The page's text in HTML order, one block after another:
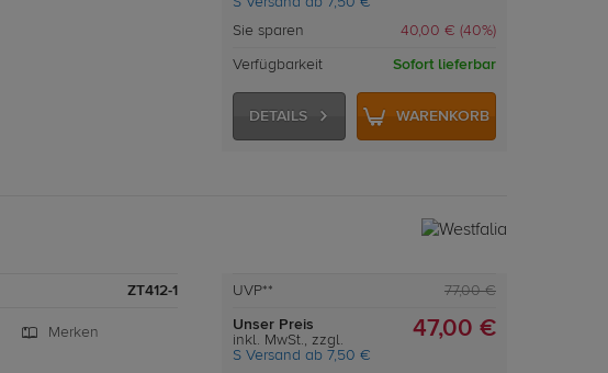
Sie sparen 40,00 € (40%)
Verfügbarkeit Sofort lieferbar
DETAILS WARENKORB
ZT412-1
Merken
UVP** 77,00 €
Unser Preis
inkl. MwSt., zzgl.
S Versand ab 7,50 €
47,00 €